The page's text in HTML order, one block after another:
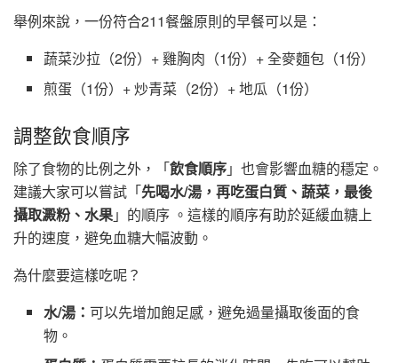
舉例來說，一份符合211餐盤原則的早餐可以是：
蔬菜沙拉（2份）+ 雞胸肉（1份）+ 全麥麵包（1份）
煎蛋（1份）+ 炒青菜（2份）+ 地瓜（1份）
調整飲食順序
除了食物的比例之外，「飲食順序」也會影響血糖的穩定。
建議大家可以嘗試「先喝水/湯，再吃蛋白質、蔬菜，最後
攝取澱粉、水果」的順序 。這樣的順序有助於延緩血糖上
升的速度，避免血糖大幅波動。
為什麼要這樣吃呢？
水/湯： 可以先增加飽足感，避免過量攝取後面的食
物。